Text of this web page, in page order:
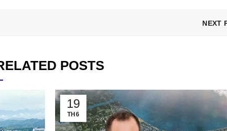
NEXT
POSTS
19
TH6